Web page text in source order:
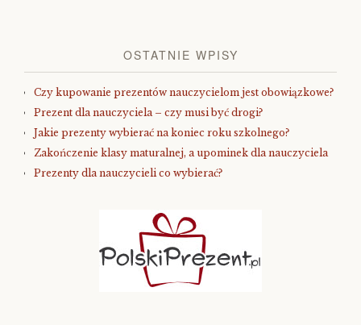
OSTATNIE WPISY
Czy kupowanie prezentów nauczycielom jest obowiązkowe?
Prezent dla nauczyciela – czy musi być drogi?
Jakie prezenty wybierać na koniec roku szkolnego?
Zakończenie klasy maturalnej, a upominek dla nauczyciela
Prezenty dla nauczycieli co wybierać?